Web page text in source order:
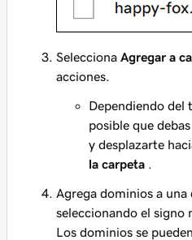
Selecciona Agregar a
acciones.
Dependiendo del
posible que
y desplazarte
la carpeta .
Agrega dominios a una
seleccionando el signo
Los dominios se